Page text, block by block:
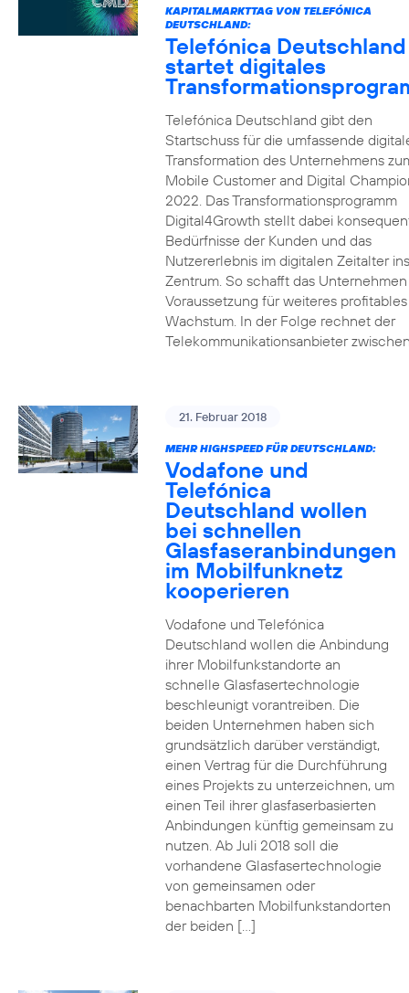
KAPITALMARKTTAG VON TELEFÓNICA
DEUTSCHLAND:
Telefónica Deutschland
startet digitales
Telefónica Deutschland gibt den
Startschuss für die umfassende
Transformation des Unternehmens
Mobile Customer and Digital
2022. Das Transformationsprogramm
Digital4Growth stellt dabei
Bedürfnisse der Kunden und das
Nutzererlebnis im digitalen Zeitalter ins
Zentrum. So schafft das
Voraussetzung für weiteres profitables
Wachstum. In der Folge rechnet der
Telekommunikationsanbieter
21. Februar 2018
MEHR HIGHSPEED FÜR DEUTSCHLAND:
Vodafone und
Telefónica
Deutschland wollen
bei schnellen
Glasfaseranbindungen
im Mobilfunknetz
kooperieren
Vodafone und Telefónica
Deutschland wollen die Anbindung
ihrer Mobilfunkstandorte an
schnelle Glasfasertechnologie
beschleunigt vorantreiben. Die
beiden Unternehmen haben sich
grundsätzlich darüber verständigt,
einen Vertrag für die Durchführung
eines Projekts zu unterzeichnen, um
einen Teil ihrer glasfaserbasierten
Anbindungen künftig gemeinsam zu
nutzen. Ab Juli 2018 soll die
vorhandene Glasfasertechnologie
von gemeinsamen oder
benachbarten Mobilfunkstandorten
der beiden […]